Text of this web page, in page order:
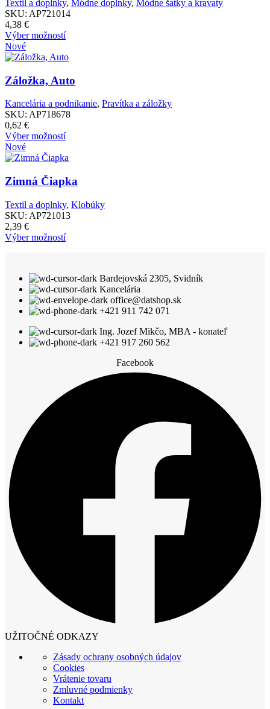
môžete
vybrať
na
stránke
produktu.
Textil a doplnky, Módne doplnky, Módne šatky a kravaty
SKU: AP721014
4,38 €
Výber možnostíTento
má
variantov.
Možnosti
si
môžete
na
stránke
produktu.
Nové
Záložka, Auto
Kancelária a podnikanie, Pravítka a záložky
SKU: AP718678
0,62 €
Výber možnostíTento
má
variantov.
Možnosti
môžete
vybrať
na
stránke
Nové
Zimná Čiapka
Textil a doplnky, Klobúky
SKU: AP721013
2,39 €
Výber možnostíTento
variantov.
Možnosti
si
môžete
na
stránke
Bardejovská 2305, Svidník
Kancelária
office@datshop.sk
+421 911 742 071
Ing. Jozef Mikčo, MBA - konateľ
+421 917 260 562
Facebook
UŽITOČNÉ ODKAZY
Zásady ochrany osobných údajov
Cookies
Vrátenie tovaru
Zmluvné podmienky
Kontakt